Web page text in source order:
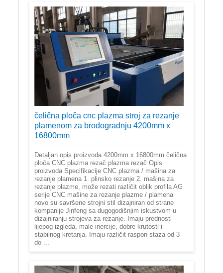
čelična ploča cnc plazma stroj za rezanje
plamenom za brodogradnju 4200mm x
16800mm
Detaljan opis proizvoda 4200mm x 16800mm čelična
ploča CNC plazma rezač plazma rezač Opis
proizvoda Specifikacije CNC plazma / mašina za
rezanje plamena 1. plinsko rezanje 2. mašina za
rezanje plazme, može rezati različit oblik profila AG
serije CNC mašine za rezanje plazme / plamena
novo su savršene strojni stil dizajniran od strane
kompanije Jinfeng sa dugogodišnjim iskustvom u
dizajniranju strojeva za rezanje. Imaju prednosti
lijepog izgleda, male inercije, dobre krutosti i
stabilnog kretanja. Imaju različit raspon staza od 3
do ...